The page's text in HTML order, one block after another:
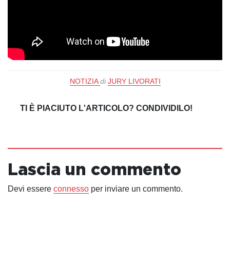
NOTIZIA di JURY LIVORATI
TI È PIACIUTO L'ARTICOLO? CONDIVIDILO!
Lascia un commento
Devi essere connesso per inviare un commento.